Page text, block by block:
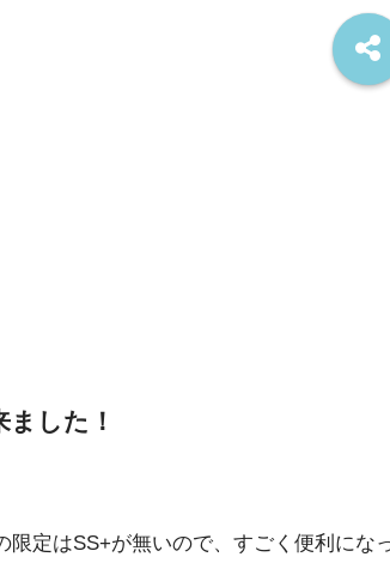
した！
定はSS+が無いので、すごく便利にな